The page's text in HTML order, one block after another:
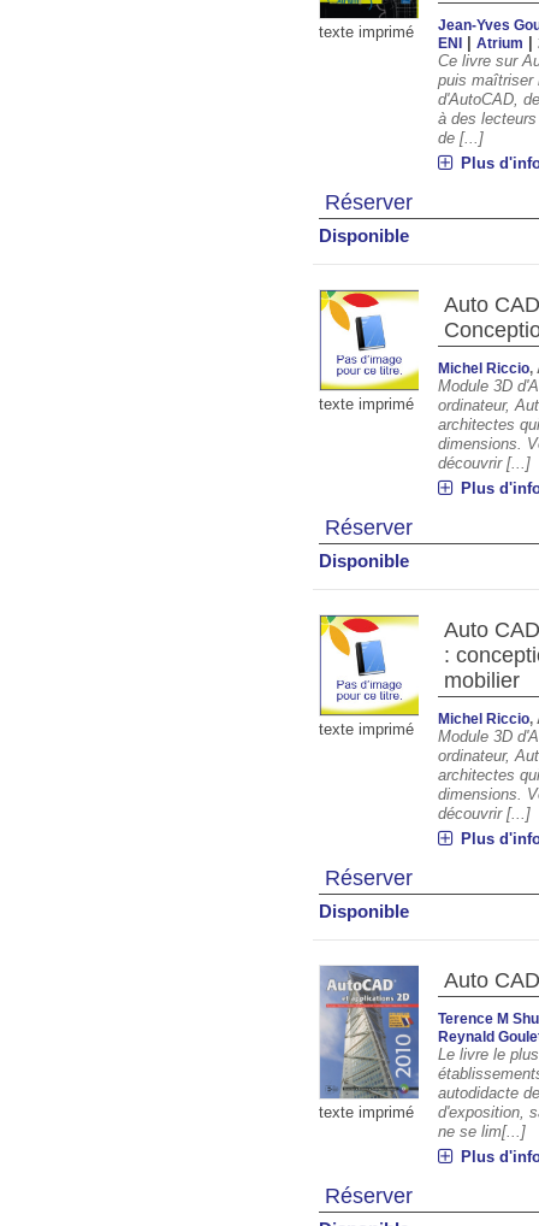
texte imprimé
Jean-Yves
ENI |Atrium |
Ce livre sur
puis maîtriser
d'AutoCAD,
à des
de [...]
Plus
Réserver
Disponible
texte imprimé
Auto
Michel Riccio,
Module 3D
ordinateur,
architectes
dimensions.
découvrir [...]
Plus
Réserver
Disponible
texte imprimé
Auto
:
mobilier
Michel Riccio,
Module 3D
ordinateur,
architectes
dimensions.
découvrir [...]
Plus
Réserver
Disponible
texte imprimé
Auto
Terence M
Reynald
Le livre le
autodidacte
d'exposition,
ne se lim[...]
Plus
Réserver